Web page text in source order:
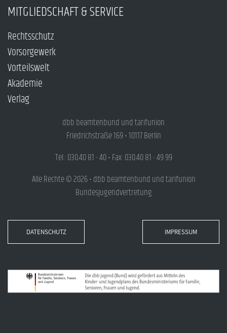
MITGLIEDSCHAFT & SERVICE
Rechtsschutz
Vorsorgewerk
Vorteilswelt
Akademie
Verlag
dbb beamtenbund und tarifunion
Friedrichstraße 169 • 10117 Berlin
Tel.: 030.40 81 - 40 • Fax: 030.40 81 - 49 99
Alle Rechte © 2026 • dbb beamtenbund und tarifunion
Bundesjugendvertretung
DATENSCHUTZ IMPRESSUM